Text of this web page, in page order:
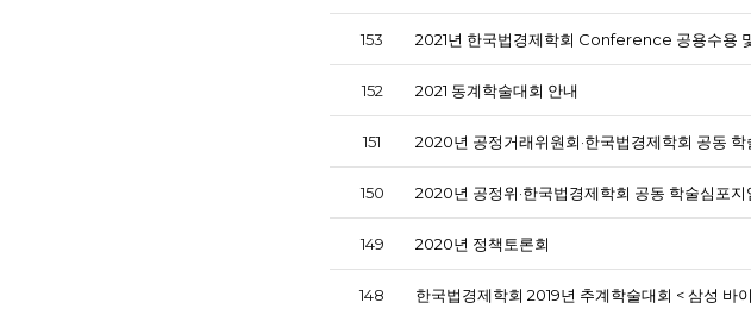
153
152 2021 동계학술대회 안내
151 2020년 공정거래위원회·한국법경제학회 공동 학
150 2020년 공정위·한국법경제학회 공동 학술심포지
149 2020년 정책토론회
148